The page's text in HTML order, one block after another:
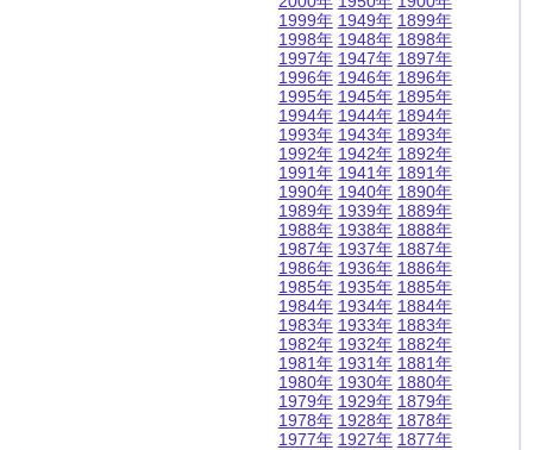
1999年
1998年
1997年
1996年
1995年
1994年
1993年
1992年
1991年
1990年
1989年
1988年
1987年
1986年
1985年
1984年
1983年
1982年
1981年
1980年
1979年
1978年
1977年
1949年
1948年
1947年
1946年
1945年
1944年
1943年
1942年
1941年
1940年
1939年
1938年
1937年
1936年
1935年
1934年
1933年
1932年
1931年
1930年
1929年
1928年
1927年
1899年
1898年
1897年
1896年
1895年
1894年
1893年
1892年
1891年
1890年
1889年
1888年
1887年
1886年
1885年
1884年
1883年
1882年
1881年
1880年
1879年
1878年
1877年